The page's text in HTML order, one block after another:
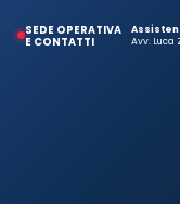
SEDE OPERATIVA
E CONTATTI
Avv. Luca